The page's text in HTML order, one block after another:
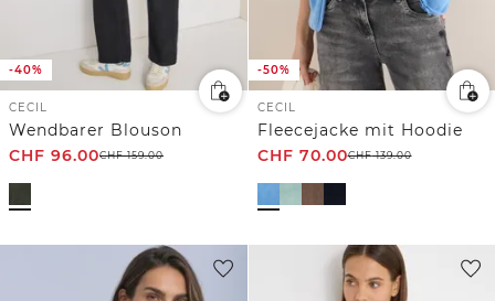
-40%
CECIL
Wendbarer Blouson
CHF 96.00CHF159.00
-50%
CECIL
Fleecejacke mit Hoodie
CHF 70.00CHF139.00